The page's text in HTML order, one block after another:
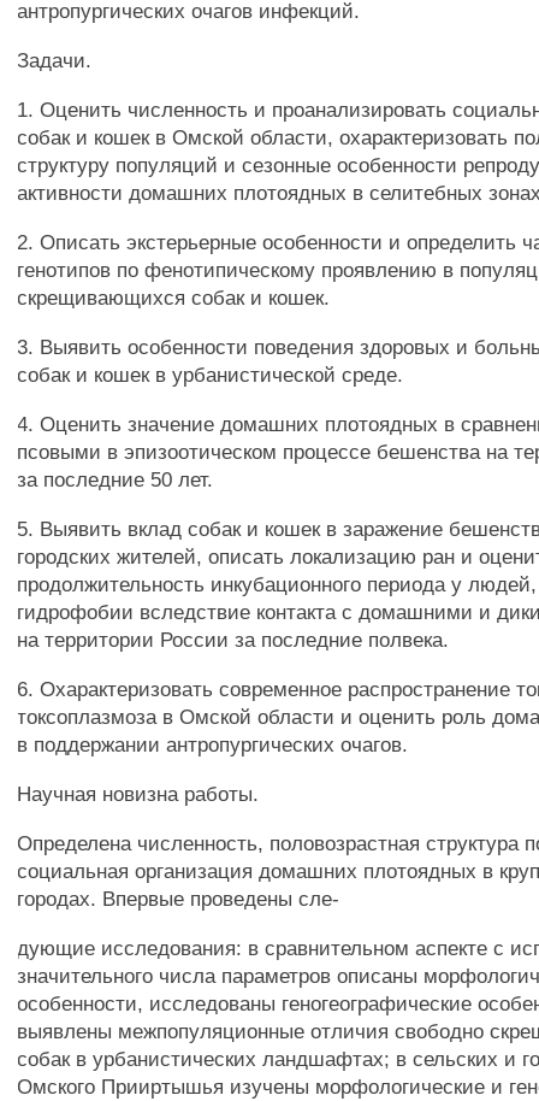
антропургических очагов инфекций.
Задачи.
1. Оценить численность и проанализировать
собак и кошек в Омской области, охарактеризовать
структуру популяций и сезонные особенности
активности домашних плотоядных в селитебных
2. Описать экстерьерные особенности и определить
генотипов по фенотипическому проявлению в
скрещивающихся собак и кошек.
3. Выявить особенности поведения здоровых и
собак и кошек в урбанистической среде.
4. Оценить значение домашних плотоядных в
псовыми в эпизоотическом процессе бешенства на
за последние 50 лет.
5. Выявить вклад собак и кошек в заражение
городских жителей, описать локализацию ран и
продолжительность инкубационного периода у
гидрофобии вследствие контакта с домашними и
на территории России за последние полвека.
6. Охарактеризовать современное распространение
токсоплазмоза в Омской области и оценить роль
в поддержании антропургических очагов.
Научная новизна работы.
Определена численность, половозрастная структура
социальная организация домашних плотоядных в
городах. Впервые проведены сле-
дующие исследования: в сравнительном аспекте с
значительного числа параметров описаны
особенности, исследованы геногеографические
выявлены межпопуляционные отличия свободно
собак в урбанистических ландшафтах; в сельских и
Омского Прииртышья изучены морфологические и